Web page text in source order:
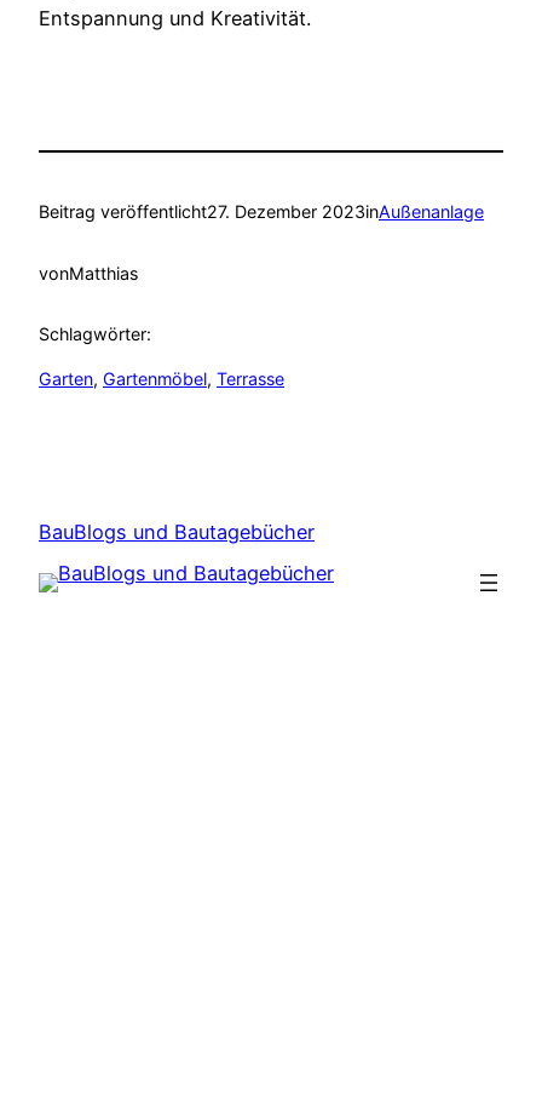
Entspannung und Kreativität.
Beitrag veröffentlicht27. Dezember 2023inAußenanlage
vonMatthias
Schlagwörter:
Garten, Gartenmöbel, Terrasse
BauBlogs und Bautagebücher